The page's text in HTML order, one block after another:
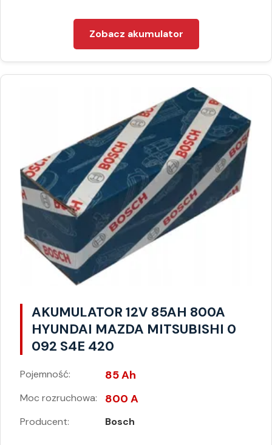
Zobacz akumulator
AKUMULATOR 12V 85AH 800A
HYUNDAI MAZDA MITSUBISHI 0
092 S4E 420
Pojemność: 85 Ah
Moc rozruchowa: 800 A
Producent: Bosch